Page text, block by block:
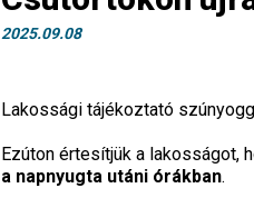
2025.09.08
Lakossági tájékoztató
Ezúton értesítjük a lakosságot,
a napnyugta utáni órákban.